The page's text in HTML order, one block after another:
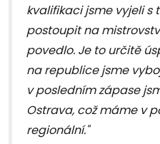
kvalifikaci jsme vyjeli s
postoupit na
povedlo. Je to určitě
na republice jsme
v posledním zápase
Ostrava, což máme v
regionální."